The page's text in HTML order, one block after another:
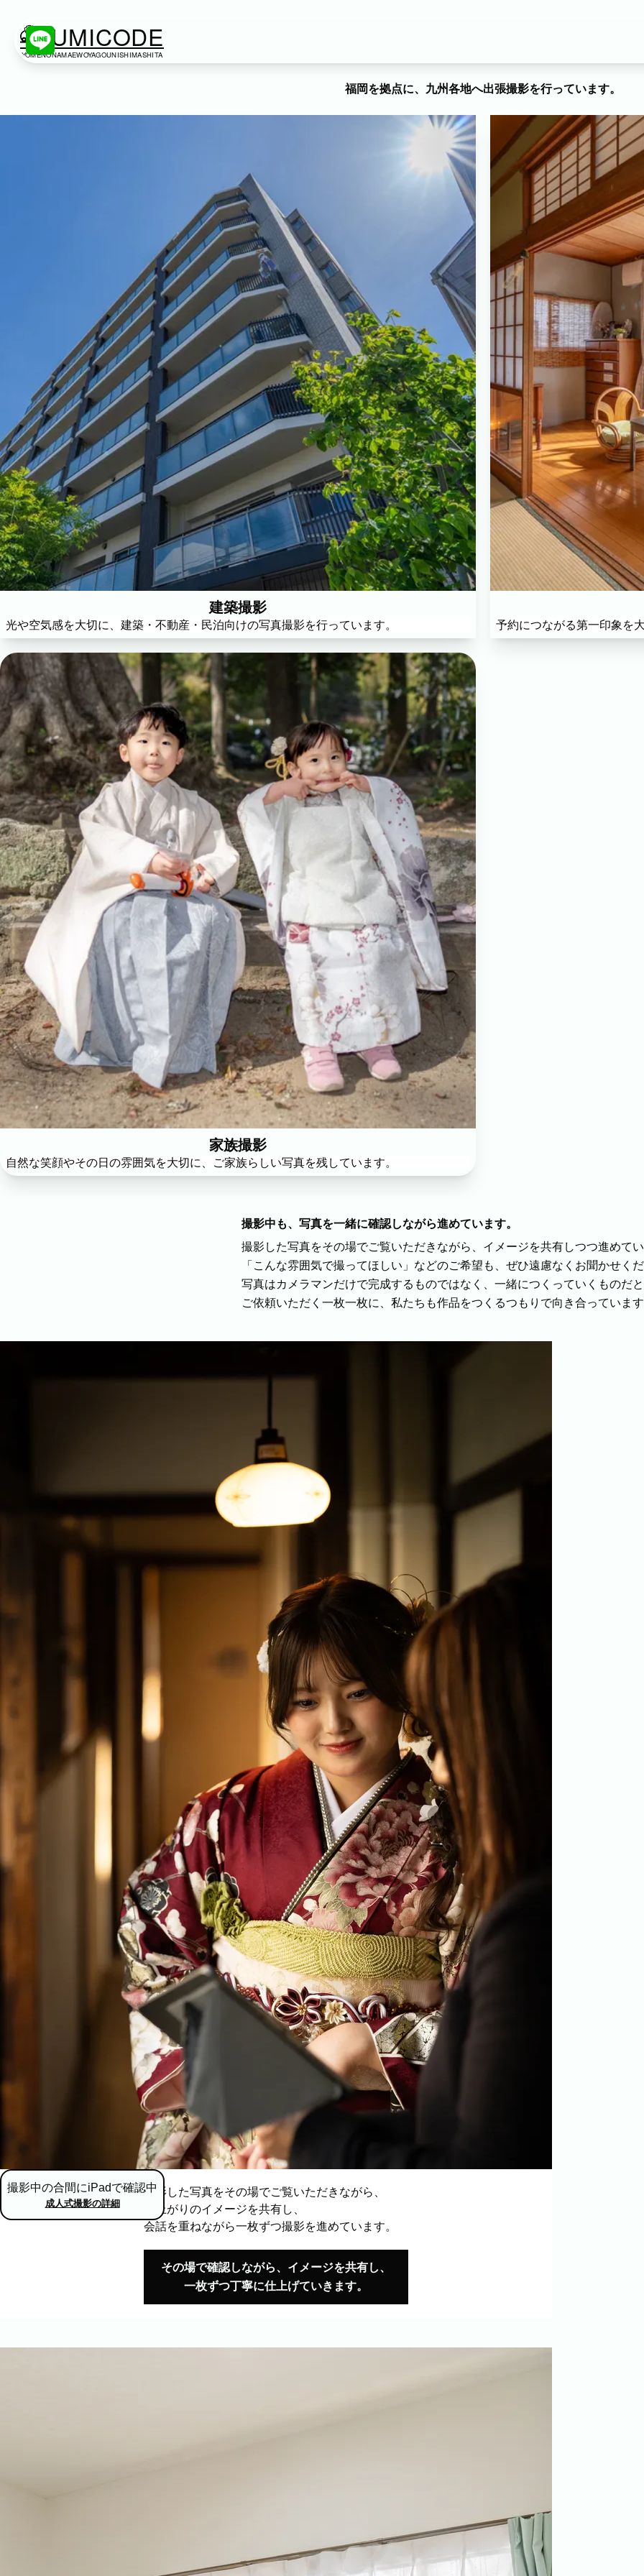
KUMICODE
YOMENONAMAEWOYAGOUNISHIMASHITA
ネット予約では予約状況の確認からご予約まで、スムーズにご利用いただけます。
入学式・卒業式 成人式 カップル マタニティ
民泊 店舗・会社 プロフィール 料理 イベント
空き状況の確認からご予約まで、24時間いつでもご利用いただけます。
撮影実績
ご希望の撮影カテゴリをご確認いただけます。
最新の撮影実績もあわせて掲載していますので、写真の雰囲気を見ながらお選びください。
建築・不動産 店舗・会社 プロ
家族写真の撮影実績
家族
七五三 入学式・卒業式 成人式 カップル
ビジネスの撮影実績
建築・不動産
民泊 店舗・会社 プロフィール 料理 ECサイト商品
ネット予約
空き状況の確認からご予約まで、24時間いつでもご利用いただけます。
出張エリア
出張エリア
下記より、よく伺う出張エリアをご覧いただけます。
そのほかの対応エリアについては、出張エリア一覧よりご確認いただけます。
福岡市 粕屋町 新宮町 古賀市 福津市 岡垣町 宗像市 宇美町 直方市 飯塚市
北九州市戸畑区
北九州市八幡東区 北九州市小倉北区 北九州市小倉南区 朝倉市
ABOUT
ABOUT
撮影・制作に対する考え方をご紹介しています。
KUMICODEのことを、少し知っていただけたらうれしいです。
私たちにできること
写真撮影・動画撮影・WEBサイト制作を行っています。
WEBサイト制作
代表者、所在地、事業内容等の記載。
よくある質問
今まで寄せられた質問をまとめました。
福岡を拠点に、九州各地へ出張撮影を行っています。
建築撮影
光や空気感を大切に、建築・不動産・民泊向けの写真撮影を行っています。 予約につながる第一印象を
家族撮影
自然な笑顔やその日の雰囲気を大切に、ご家族らしい写真を残しています。
撮影中も、写真を一緒に確認しながら進めています。
撮影した写真をその場でご覧いただきながら、イメージを共有しつつ進めて
「こんな雰囲気で撮ってほしい」などのご希望も、ぜひ遠慮なくお聞かせく
写真はカメラマンだけで完成するものではなく、一緒につくっていくものだ
ご依頼いただく一枚一枚に、私たちも作品をつくるつもりで向き合っていま
撮影中の合間にiPadで確認中
成人式撮影の詳細
撮影した写真をその場でご覧いただきながら、
仕上がりのイメージを共有し、
会話を重ねながら一枚ずつ撮影を進めています。
その場で確認しながら、イメージを共有し、
一枚ずつ丁寧に仕上げていきます。